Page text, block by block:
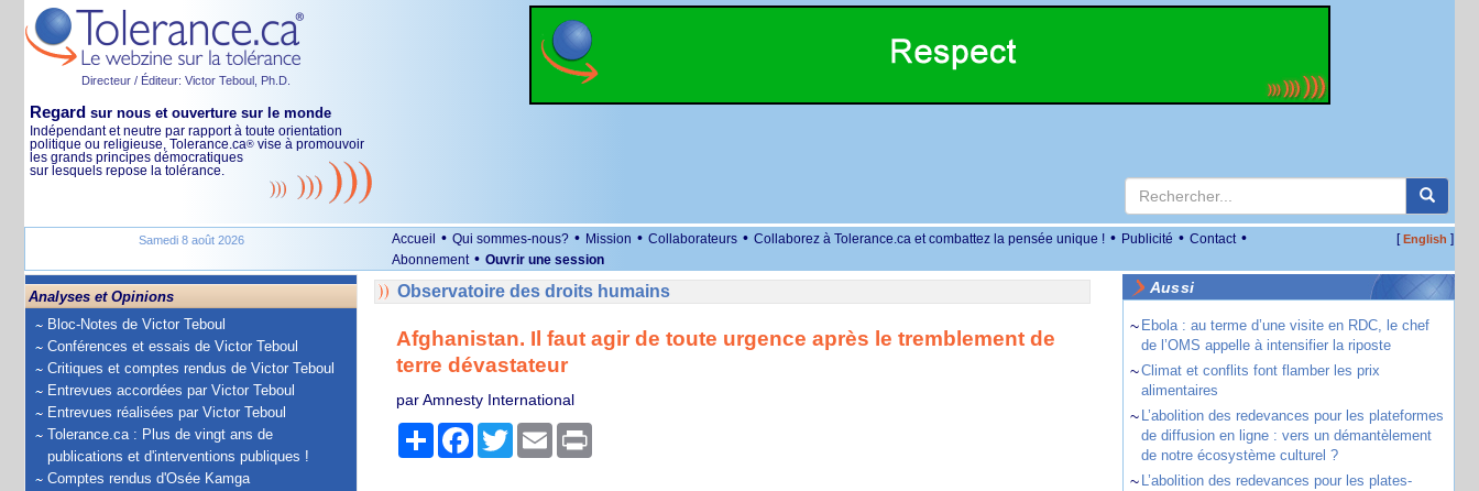
Directeur / Éditeur: Victor Teboul, Ph.D.
Regard sur nous et ouverture sur le monde
Indépendant et neutre par rapport à toute orientation
politique ou religieuse, Tolerance.ca® vise à promouvoir
les grands principes démocratiques
sur lesquels repose la tolérance.
Samedi 8 août 2026 Accueil • Qui sommes-nous? • Mission • Collaborateurs • Collaborez à Tolerance.ca et combattez la pensée unique ! • Publicité • Contact •
Abonnement • Ouvrir une session
[English ]
Analyses et Opinions
Bloc-Notes de Victor Teboul
Conférences et essais de Victor Teboul
Critiques et comptes rendus de Victor Teboul
Entrevues accordées par Victor Teboul
Entrevues réalisées par Victor Teboul
Tolerance.ca : Plus de vingt ans de
publications et d'interventions publiques !
Comptes rendus d'Osée Kamga
Observatoire des droits humains
Afghanistan. Il faut agir de toute urgence après le tremblement de
terre dévastateur
par Amnesty International
PartagerFacebook
TwitterEmail Print
Aussi
~ Ebola : au terme d’une visite en RDC, le chef
de l’OMS appelle à intensifier la riposte
~Climat et conflits font flamber les prix
alimentaires
~ L’abolition des redevances pour les plateformes
de diffusion en ligne : vers un démantèlement
de notre écosystème culturel ?
~ L’abolition des redevances pour les plates-